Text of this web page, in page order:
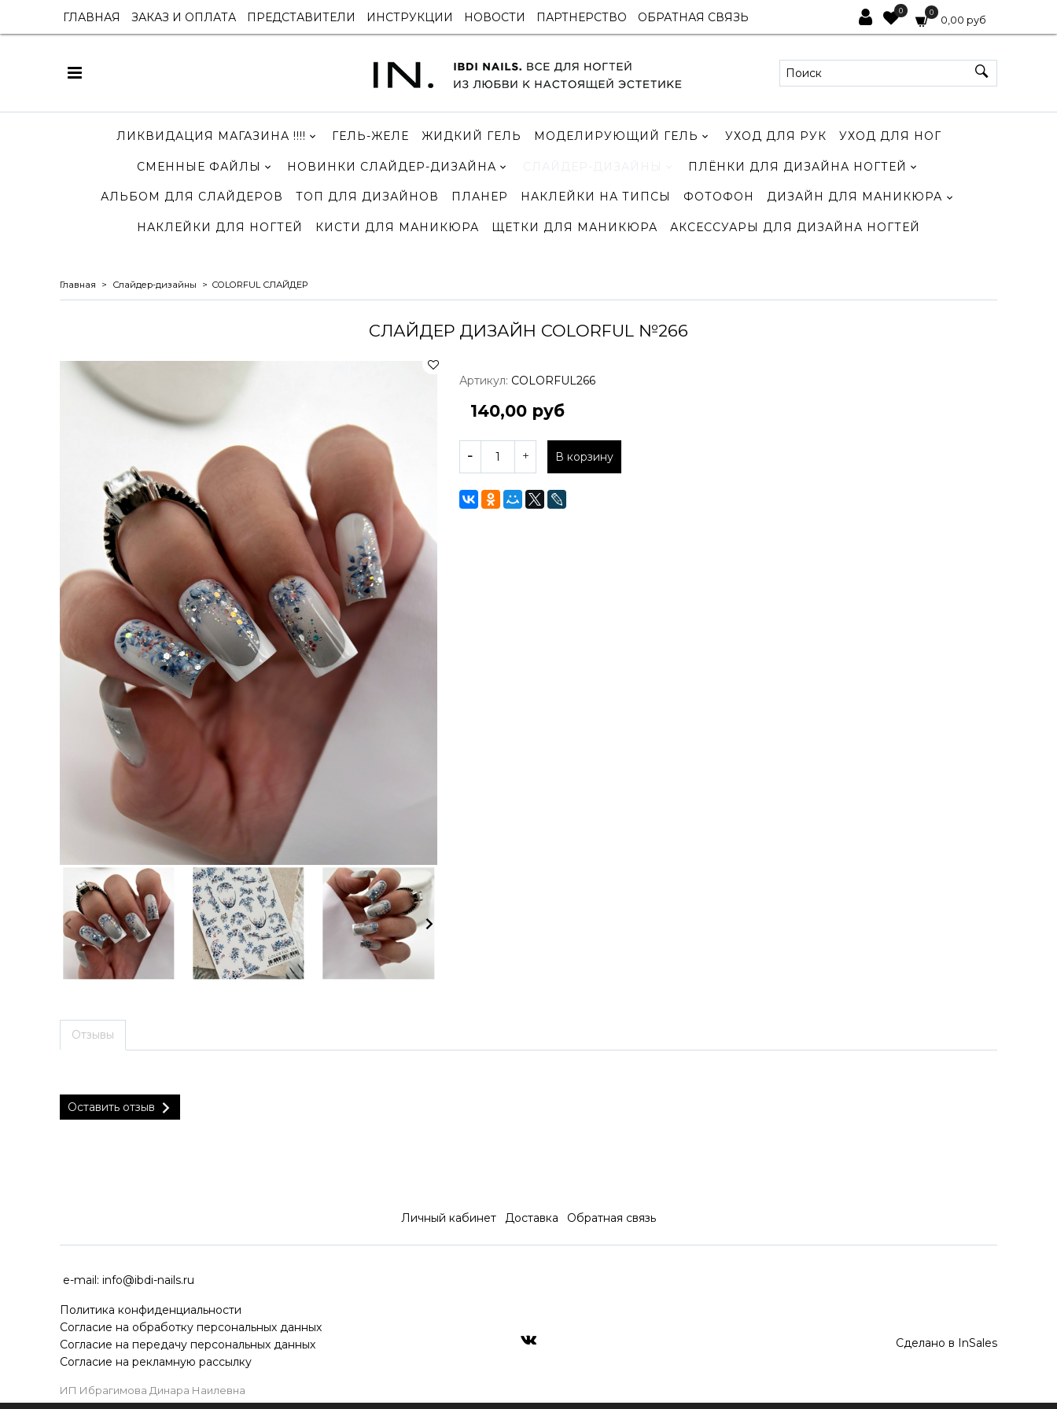
ГЛАВНАЯ ЗАКАЗ И ОПЛАТА ПРЕДСТАВИТЕЛИ ИНСТРУКЦИИ НОВОСТИ ПАРТНЕРСТВО ОБРАТНАЯ СВЯЗЬ 0 0
0,00 руб
ЛИКВИДАЦИЯ МАГАЗИНА !!!! ГЕЛЬ-ЖЕЛЕ ЖИДКИЙ ГЕЛЬ МОДЕЛИРУЮЩИЙ ГЕЛЬ УХОД ДЛЯ РУК УХОД ДЛЯ НОГ
СМЕННЫЕ ФАЙЛЫ НОВИНКИ СЛАЙДЕР-ДИЗАЙНА ПЛЁНКИ ДЛЯ ДИЗАЙНА НОГТЕЙ
АЛЬБОМ ДЛЯ СЛАЙДЕРОВ ТОП ДЛЯ ДИЗАЙНОВ ПЛАНЕР НАКЛЕЙКИ НА ТИПСЫ ФОТОФОН ДИЗАЙН ДЛЯ МАНИКЮРА
НАКЛЕЙКИ ДЛЯ НОГТЕЙ КИСТИ ДЛЯ МАНИКЮРА ЩЕТКИ ДЛЯ МАНИКЮРА АКСЕССУАРЫ ДЛЯ ДИЗАЙНА НОГТЕЙ
Главная Слайдер-дизайны COLORFUL СЛАЙДЕР
СЛАЙДЕР ДИЗАЙН COLORFUL №266
Артикул: COLORFUL266
140,00 руб
В корзину
Отзывы
Оставить отзыв
Личный кабинет Доставка Обратная связь
e-mail: info@ibdi-nails.ru
Политика конфиденциальности
Согласие на обработку персональных данных
Согласие на передачу персональных данных
Согласие на рекламную рассылку
ИП Ибрагимова Динара Наилевна
ИНН 590418192130
Сделано в InSales